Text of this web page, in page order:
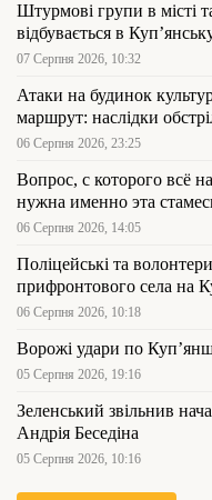
Штурмові групи в місті
відбувається в
07 Серпня 2026, 10:32
Атаки на будинок
маршрут: наслідки
06 Серпня 2026, 23:25
Вопрос, с которого всё
нужна именно эта
06 Серпня 2026, 14:05
Поліцейські та
прифронтового села на
06 Серпня 2026, 10:18
Ворожі удари по
05 Серпня 2026, 19:16
Зеленський звільнив
Андрія Беседіна
05 Серпня 2026, 10:16